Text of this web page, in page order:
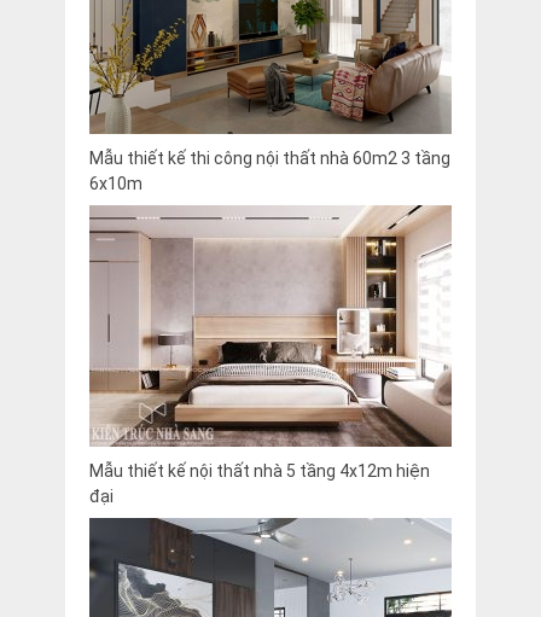
Mẫu thiết kế thi công nội thất nhà 60m2 3 tầng
6x10m
Mẫu thiết kế nội thất nhà 5 tầng 4x12m hiện
đại